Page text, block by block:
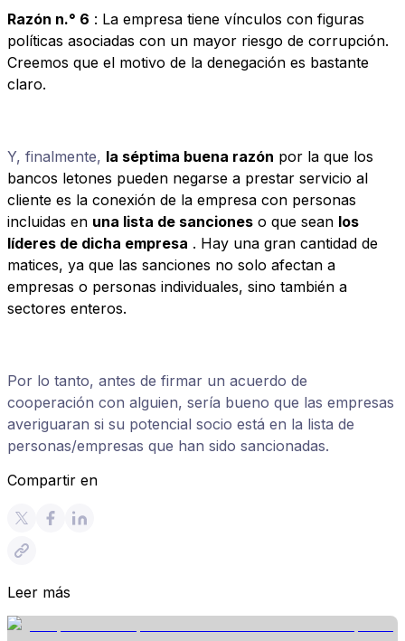
Razón n.° 6 : La empresa tiene vínculos con figuras
políticas asociadas con un mayor riesgo de corrupción.
Creemos que el motivo de la denegación es bastante
claro.
Y, finalmente, la séptima buena razón por la que los
bancos letones pueden negarse a prestar servicio al
cliente es la conexión de la empresa con personas
incluidas en una lista de sanciones o que sean los
líderes de dicha empresa . Hay una gran cantidad de
matices, ya que las sanciones no solo afectan a
empresas o personas individuales, sino también a
sectores enteros.
Por lo tanto, antes de firmar un acuerdo de
cooperación con alguien, sería bueno que las empresas
averiguaran si su potencial socio está en la lista de
personas/empresas que han sido sancionadas.
Compartir en
Leer más